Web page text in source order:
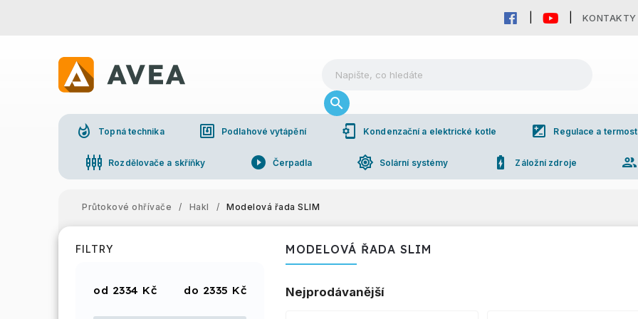
KONTAKTY
whatshot Topná technika nfc Podlahové vytápění phonelink_setup Kondenzační a elektrické kotle iso Regulace a
settings_input_component Rozdělovače a skříňky play_circle_filled Čerpadla brightness_high Solární systémy battery_charging_full Záložní zdroje group
Průtokové ohřívače / Hakl / Modelová řada SLIM
FILTRY
2334 Kč 2335 Kč
MODELOVÁ ŘADA SLIM
Nejprodávanější